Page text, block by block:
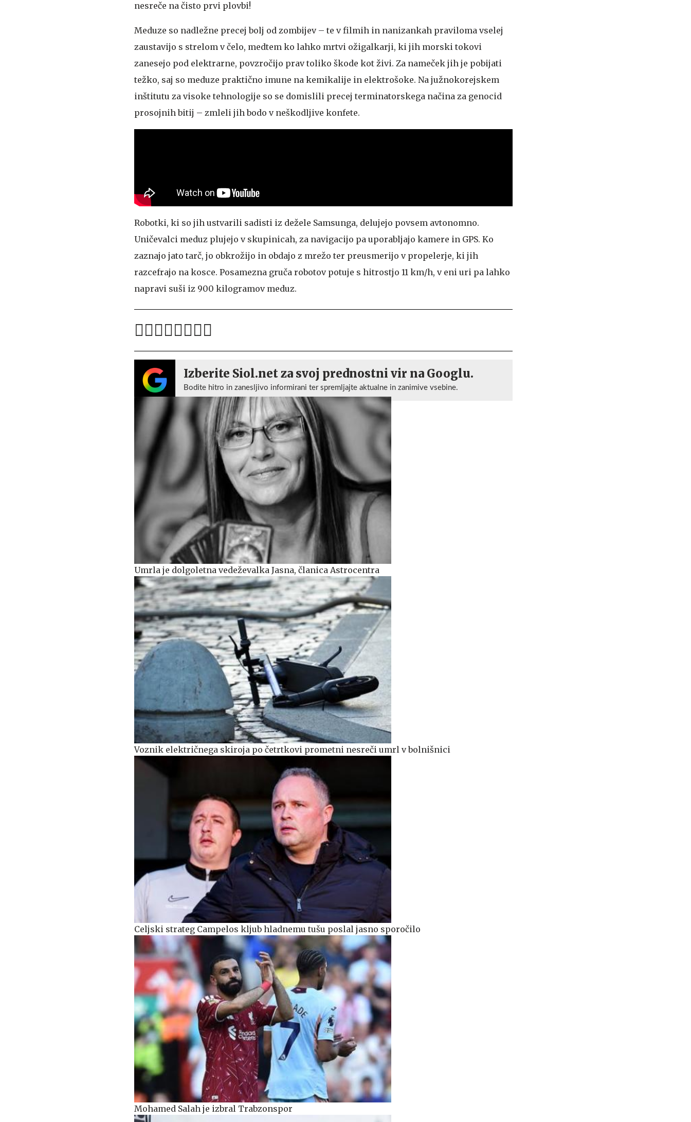
nesreče na čisto prvi plovbi!
Meduze so nadležne precej bolj od zombijev – te v filmih in nanizankah praviloma vselej
zaustavijo s strelom v čelo, medtem ko lahko mrtvi ožigalkarji, ki jih morski tokovi
zanesejo pod elektrarne, povzročijo prav toliko škode kot živi. Za nameček jih je pobijati
težko, saj so meduze praktično imune na kemikalije in elektrošoke. Na južnokorejskem
inštitutu za visoke tehnologije so se domislili precej terminatorskega načina za genocid
prosojnih bitij – zmleli jih bodo v neškodljive konfete.
Robotki, ki so jih ustvarili sadisti iz dežele Samsunga, delujejo povsem avtonomno.
Uničevalci meduz plujejo v skupinicah, za navigacijo pa uporabljajo kamere in GPS. Ko
zaznajo jato tarč, jo obkrožijo in obdajo z mrežo ter preusmerijo v propelerje, ki jih
razcefrajo na kosce. Posamezna gruča robotov potuje s hitrostjo 11 km/h, v eni uri pa lahko
napravi suši iz 900 kilogramov meduz.
Izberite Siol.net za svoj prednostni vir na Googlu.
Bodite hitro in zanesljivo informirani ter spremljajte aktualne in zanimive vsebine.
Umrla je dolgoletna vedeževalka Jasna, članica Astrocentra
Voznik električnega skiroja po četrtkovi prometni nesreči umrl v bolnišnici
Celjski strateg Campelos kljub hladnemu tušu poslal jasno sporočilo
Mohamed Salah je izbral Trabzonspor